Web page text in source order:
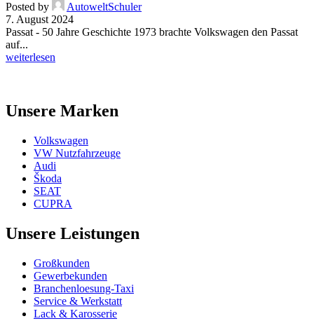
Posted by
AutoweltSchuler
7. August 2024
Passat - 50 Jahre Geschichte 1973 brachte Volkswagen den Passat
auf...
weiterlesen
Unsere Marken
Volkswagen
VW Nutzfahrzeuge
Audi
Škoda
SEAT
CUPRA
Unsere Leistungen
Großkunden
Gewerbekunden
Branchenloesung-Taxi
Service & Werkstatt
Lack & Karosserie